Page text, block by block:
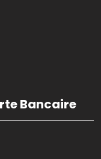
Bancaire